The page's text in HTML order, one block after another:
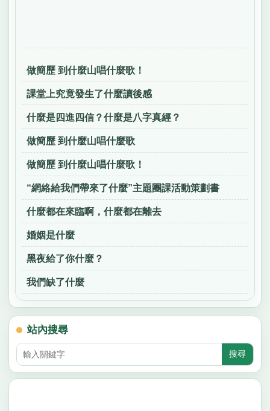
做簡歷 到什麼山唱什麼歌！
課堂上究竟發生了什麼讀後感
什麼是四進四信？什麼是八字真經？
做簡歷 到什麼山唱什麼歌
做簡歷 到什麼山唱什麼歌！
“網絡給我們帶來了什麼”主題團課活動策劃書
什麼都在來臨啊，什麼都在離去
婚姻是什麼
黑夜給了你什麼？
我們缺了什麼
站內搜尋